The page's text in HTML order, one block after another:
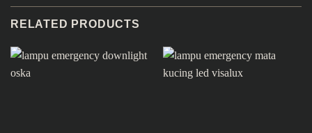
RELATED PRODUCTS